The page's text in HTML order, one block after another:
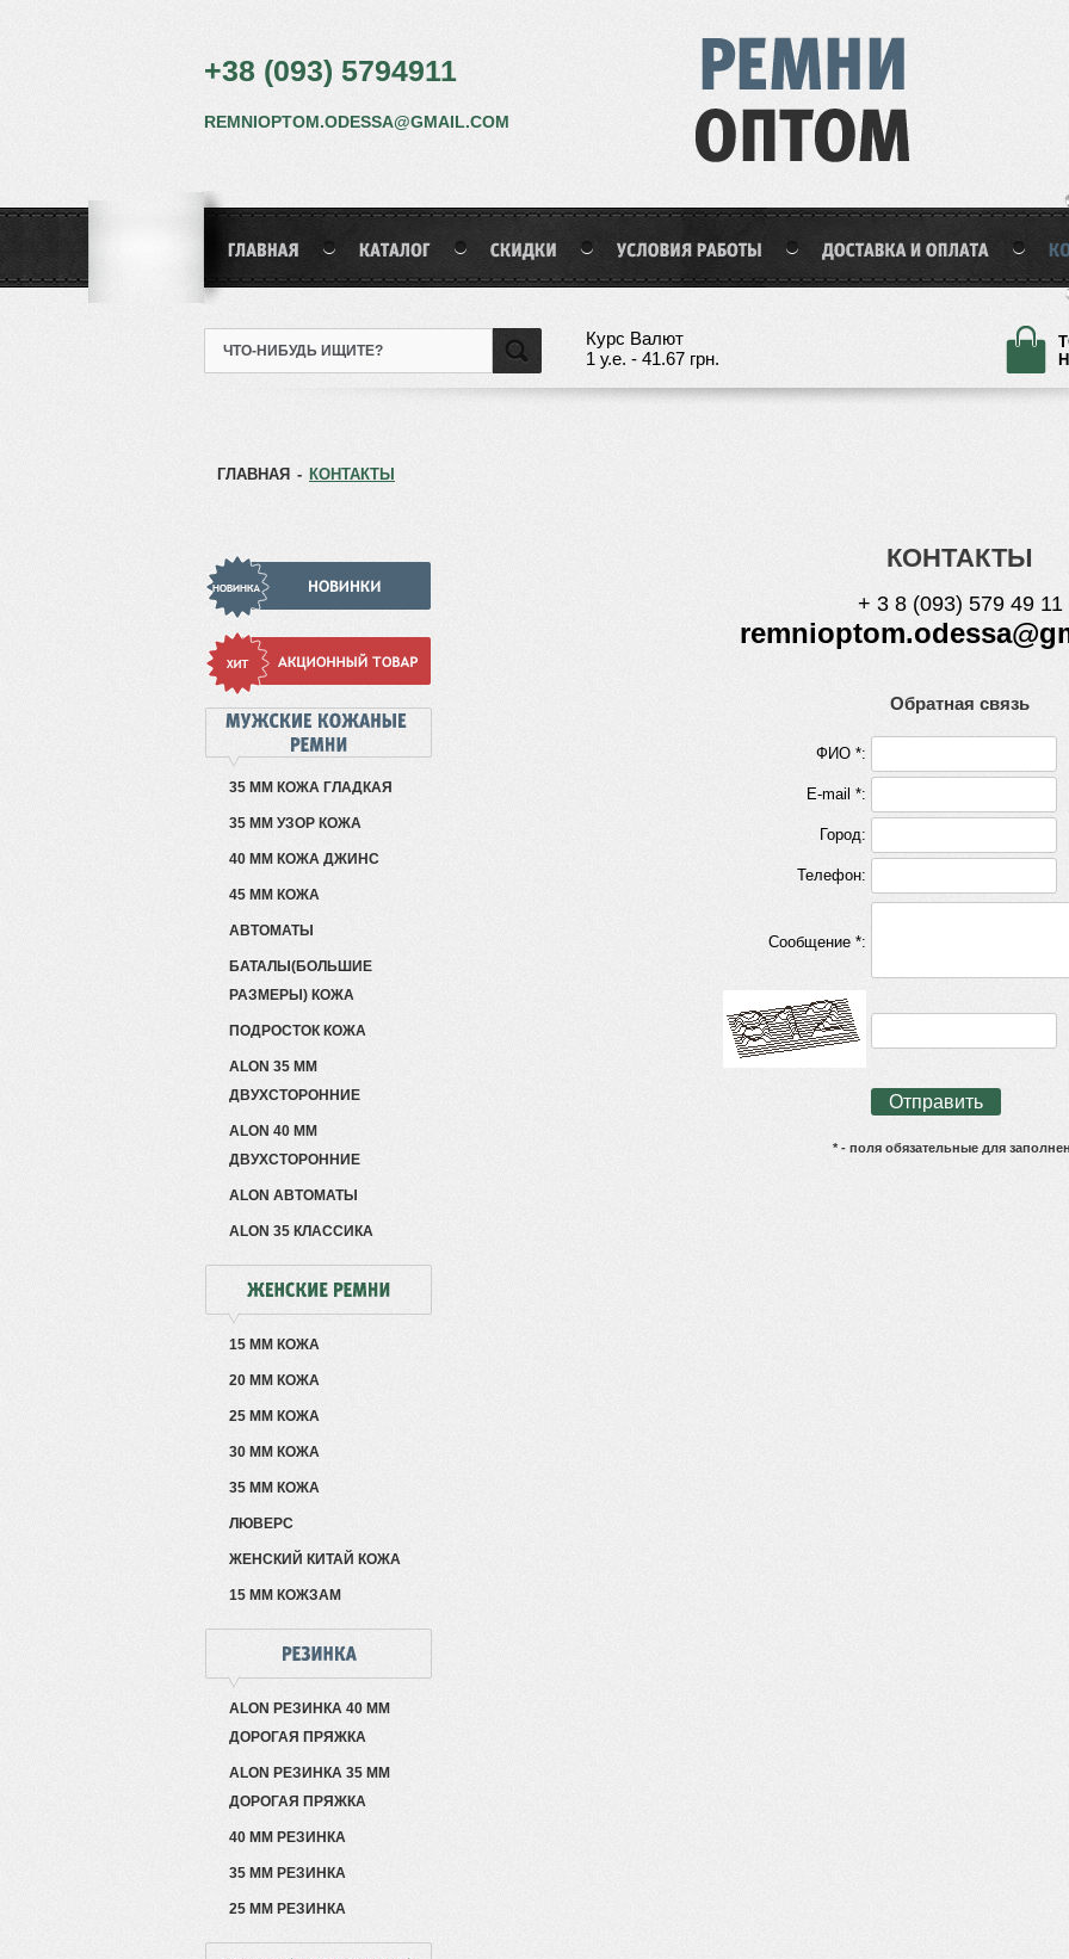
+38 (093) 5794911
REMNIOPTOM.ODESSA@GMAIL.COM
Курс Валют
1 у.е. - 41.67 грн.
ГЛАВНАЯ - КОНТАКТЫ
35 ММ КОЖА ГЛАДКАЯ
35 ММ УЗОР КОЖА
40 ММ КОЖА ДЖИНС
45 ММ КОЖА
АВТОМАТЫ
БАТАЛЫ(БОЛЬШИЕ
РАЗМЕРЫ) КОЖА
ПОДРОСТОК КОЖА
ALON 35 ММ
ДВУХСТОРОННИЕ
ALON 40 ММ
ДВУХСТОРОННИЕ
ALON АВТОМАТЫ
ALON 35 КЛАССИКА
15 ММ КОЖА
20 ММ КОЖА
25 ММ КОЖА
30 ММ КОЖА
35 ММ КОЖА
ЛЮВЕРС
ЖЕНСКИЙ КИТАЙ КОЖА
15 ММ КОЖЗАМ
ALON РЕЗИНКА 40 ММ
ДОРОГАЯ ПРЯЖКА
ALON РЕЗИНКА 35 ММ
ДОРОГАЯ ПРЯЖКА
40 ММ РЕЗИНКА
35 ММ РЕЗИНКА
25 ММ РЕЗИНКА
КОНТАКТЫ
+ 3 8 (093) 579 49 11
Обратная связь
ФИО *:
E-mail *:
Город:
Телефон:
Сообщение *:
* - поля обязательные для